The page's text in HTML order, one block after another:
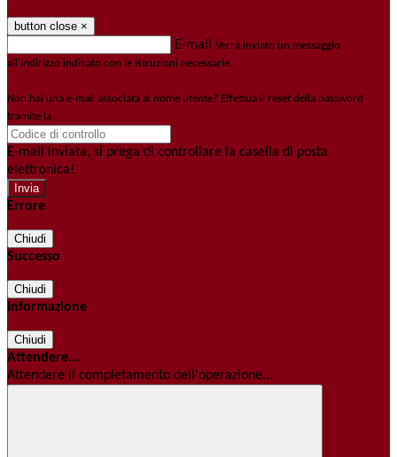
button close ×
E-mail Verrà inviato un messaggio
all'indirizzo indicato con le istruzioni necessarie.
Non hai una e-mail associata al nome utente? Effettua il reset della password
tramite la
E-mail inviata, si prega di controllare la casella di posta
elettronica!
Errore
Chiudi
Successo
Chiudi
Informazione
Chiudi
Attendere...
Attendere il completamento dell'operazione...